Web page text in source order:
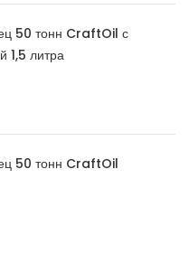
50 тонн CraftOil с
1,5 литра
50 тонн CraftOil